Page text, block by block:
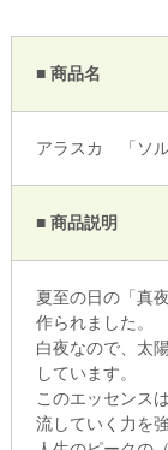
■ 商品名
アラスカ 「ソル
■ 商品説明
夏至の日の「真
作られました。
白夜なので、太
しています。
このエッセンス
流していく力を